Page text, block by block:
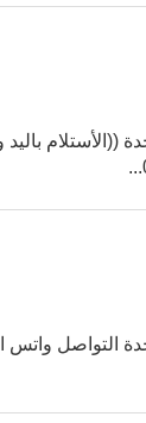
في الرياض (0596467361) حبوب
في الرياض (0596467361) حبوب